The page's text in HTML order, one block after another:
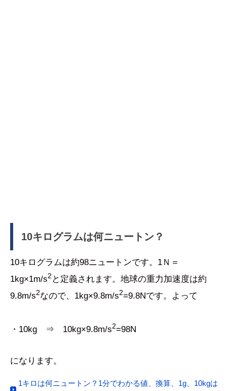
10キログラムは何ニュートン？
10キログラムは約98ニュートンです。1Ｎ＝
1kg×1m/s2 と定義されます。地球の重力加速度は約
9.8m/s2なので、1kg×9.8m/s2=9.8Nです。よって
・10kg ⇒ 10kg×9.8m/s2=98N
になります。
1キロは何ニュートン？1分でわかる値、換算、1g、10kgは